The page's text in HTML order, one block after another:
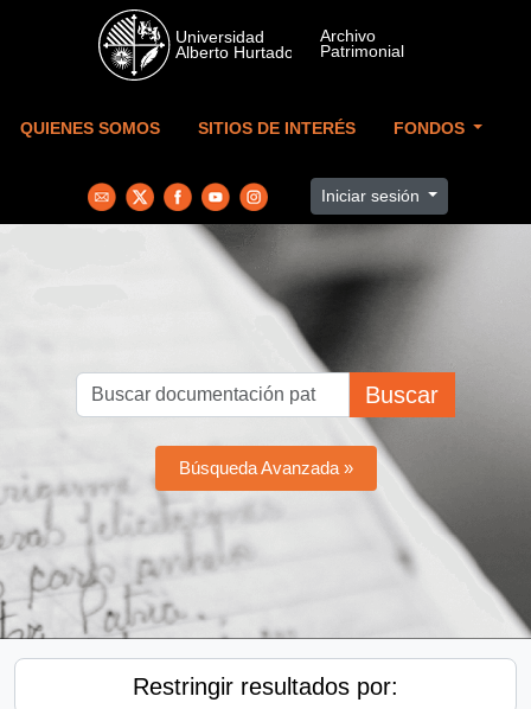
Skip to main content
QUIENES SOMOS SITIOS DE INTERÉS FONDOS
Iniciar sesión
Buscar
Búsqueda Avanzada »
Restringir resultados por: